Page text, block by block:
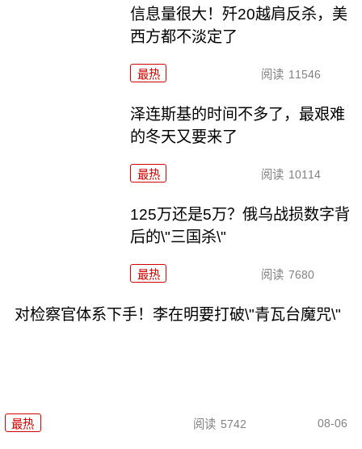
信息量很大！歼20越肩反杀，美
西方都不淡定了
最热 阅读 11546
泽连斯基的时间不多了，最艰难
的冬天又要来了
最热 阅读 10114
125万还是5万？俄乌战损数字背
后的\"三国杀\"
最热 阅读 7680
对检察官体系下手！李在明要打破\"青瓦台魔咒\"
最热 阅读 5742 08-06